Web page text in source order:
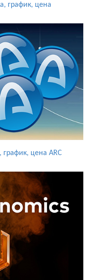
график, цена
цена ARC